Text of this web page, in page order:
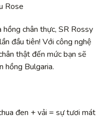
Rose
chân thực, SR Rossy
đầu tiên! Với công nghệ
thật đến mức bạn sẽ
hồng Bulgaria.
đen + vải = sự tươi mát